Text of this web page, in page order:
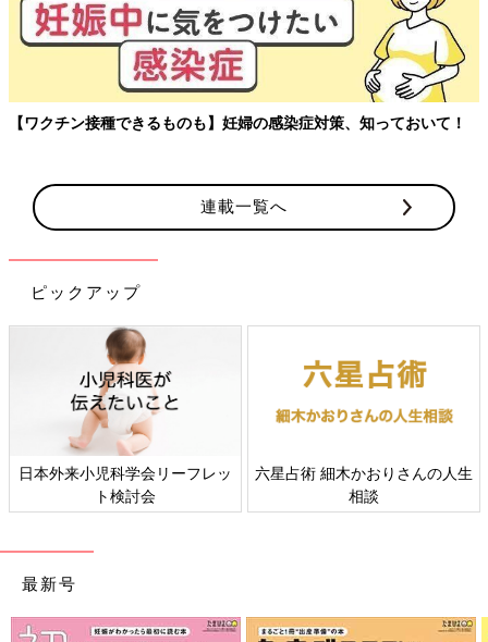
【ワクチン接種できるものも】妊婦の感染症対策、知っておいて！
連載一覧へ
ピックアップ
日本外来小児科学会リーフレッ
ト検討会
六星占術 細木かおりさんの人生
相談
最新号